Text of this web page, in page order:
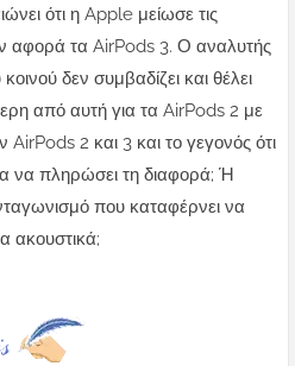
ότι η Apple μείωσε τις
αφορά τα AirPods 3. Ο αναλυτής
δεν συμβαδίζει και θέλει
από αυτή για τα AirPods 2 με
AirPods 2 και 3 και το γεγονός ότι
να πληρώσει τη διαφορά; Ή
που καταφέρνει να
ακουστικά;